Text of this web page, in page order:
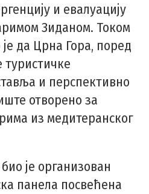
и евалуацију
Зиданом. Током
је да Црна Гора, поред
туристичке
и перспективно
отворено за
из медитеранског
је организован
панела посвећена